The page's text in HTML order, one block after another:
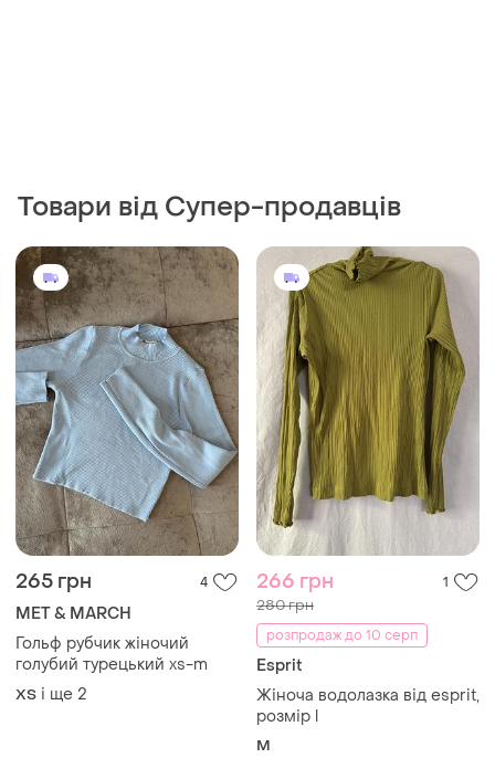
Товари від Супер-продавців
265 грн 4
MET & MARCH
Гольф рубчик жіночий
голубий турецький xs-m
ХS і ще 2
266 грн 1
280 грн
розпродаж до 10 серп
Esprit
Жіноча водолазка від esprit,
розмір l
M